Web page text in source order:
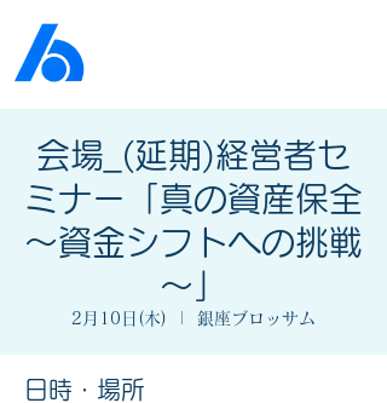
会場_(延期)経営者セ
ミナー「真の資産保全
～資金シフトへの挑戦
～」
2月10日(木) 銀座ブロッサム
日時・場所